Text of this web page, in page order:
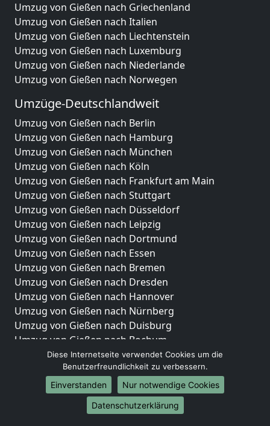
Umzug von Gießen nach Griechenland
Umzug von Gießen nach Italien
Umzug von Gießen nach Liechtenstein
Umzug von Gießen nach Luxemburg
Umzug von Gießen nach Niederlande
Umzug von Gießen nach Norwegen
Umzüge-Deutschlandweit
Umzug von Gießen nach Berlin
Umzug von Gießen nach Hamburg
Umzug von Gießen nach München
Umzug von Gießen nach Köln
Umzug von Gießen nach Frankfurt am Main
Umzug von Gießen nach Stuttgart
Umzug von Gießen nach Düsseldorf
Umzug von Gießen nach Leipzig
Umzug von Gießen nach Dortmund
Umzug von Gießen nach Essen
Umzug von Gießen nach Bremen
Umzug von Gießen nach Dresden
Umzug von Gießen nach Hannover
Umzug von Gießen nach Nürnberg
Umzug von Gießen nach Duisburg
Umzug von Gießen nach Bochum
Umzug von Gießen nach Wuppertal
Umzug von Gießen nach Bielefeld
Umzug von Gießen nach Bonn
Umzug von Gießen nach Münster
Diese Internetseite verwendet Cookies um die
Benutzerfreundlichkeit zu verbessern.
Einverstanden
Nur notwendige Cookies
Datenschutzerklärung